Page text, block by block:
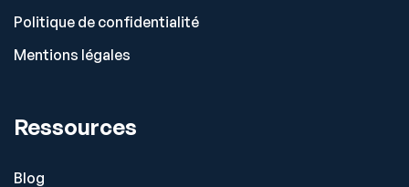
Politique de confidentialité
Mentions légales
Ressources
Blog